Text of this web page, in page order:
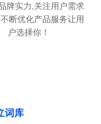
牌实力,关注用户需求
断优化产品服务让用
户选择你！
词库